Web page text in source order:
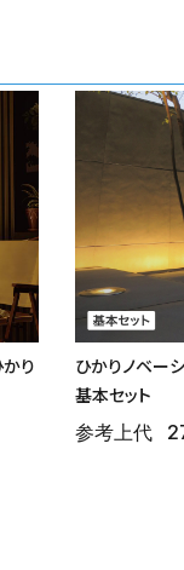
り
ひかりノベー
基本セット
参考上代